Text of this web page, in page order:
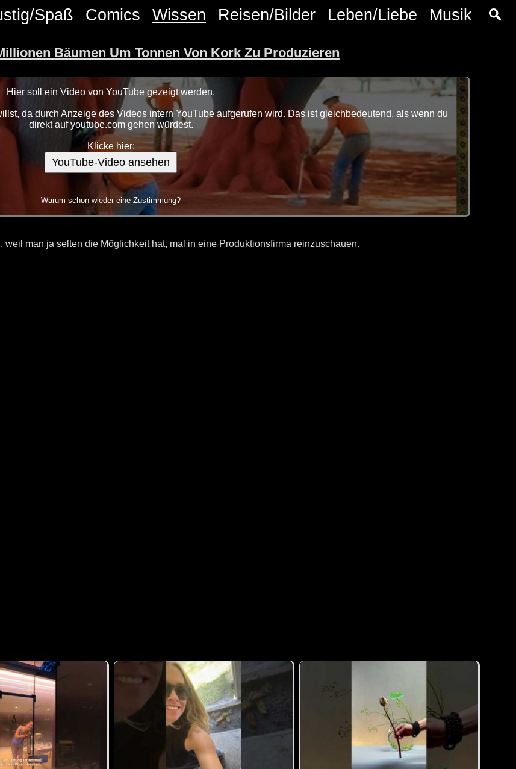
Spaß Comics Wissen Reisen/Bilder Leben/Liebe Musik
Bäumen Um Tonnen Von Kork Zu Produzieren
Hier soll ein Video von YouTube gezeigt werden.
da durch Anzeige des Videos intern YouTube aufgerufen wird. Das ist gleichbedeutend, als wenn du
direkt auf youtube.com gehen würdest.
Klicke hier:
YouTube-Video ansehen
Warum schon wieder eine Zustimmung?
man ja selten die Möglichkeit hat, mal in eine Produktionsfirma reinzuschauen.